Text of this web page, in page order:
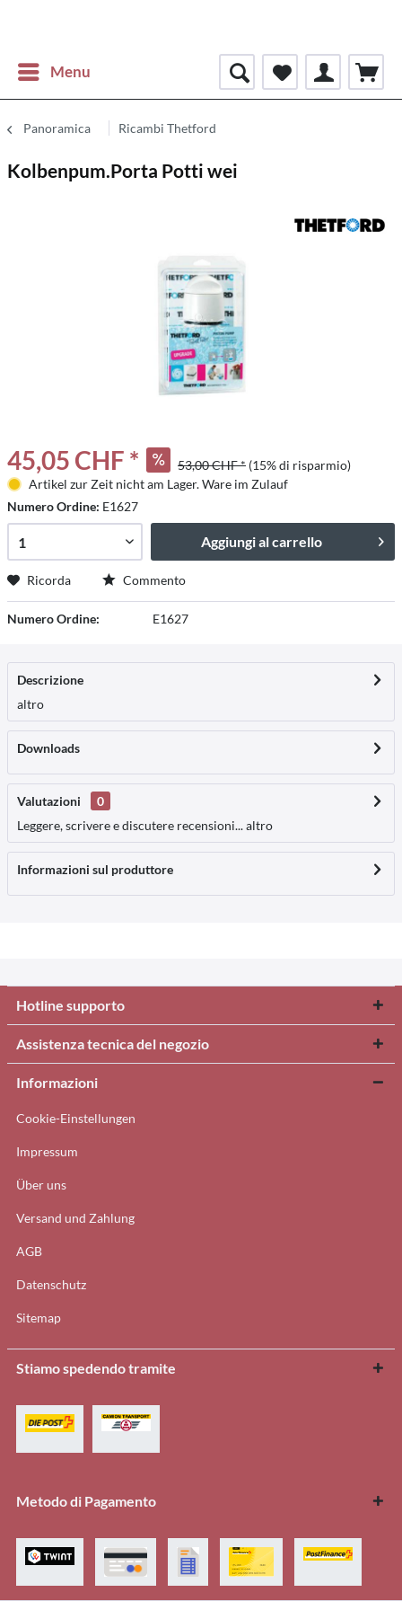
Menu
Panoramica Ricambi Thetford
Kolbenpum.Porta Potti wei
45,05 CHF * 53,00 CHF * (15% di risparmio)
Artikel zur Zeit nicht am Lager. Ware im Zulauf
Numero Ordine: E1627
Aggiungi al carrello
Ricorda Commento
Numero Ordine: E1627
Descrizione
altro
Downloads
Valutazioni
0
Leggere, scrivere e discutere recensioni...altro
Informazioni sul produttore
Hotline supporto
Assistenza tecnica del negozio
Informazioni
Cookie-Einstellungen
Impressum
Über uns
Versand und Zahlung
AGB
Datenschutz
Sitemap
Stiamo spedendo tramite
Metodo di Pagamento